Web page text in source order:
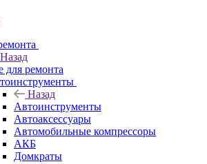
Назад
для ремонта
Назад
Автоинструменты
Автоаксессуары
Автомобильные компрессоры
АКБ
Домкраты